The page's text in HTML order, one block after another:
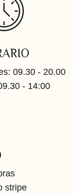
09.30 - 20.00
- 14:00
stripe